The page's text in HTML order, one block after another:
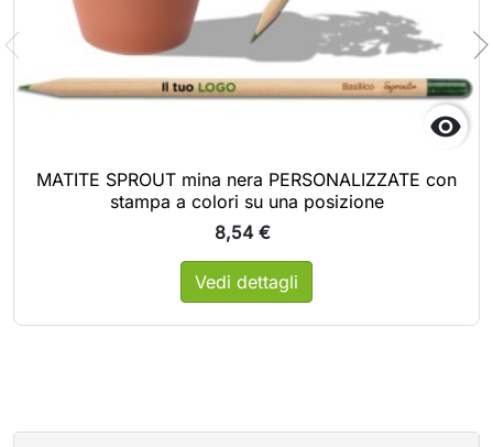

MATITE SPROUT mina nera PERSONALIZZATE con
stampa a colori su una posizione
8,54 €
Vedi dettagli